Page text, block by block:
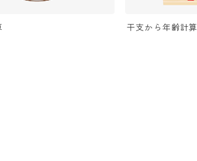
干支から年齢計算